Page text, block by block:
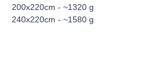
200x220cm - ~1320 g
240x220cm - ~1580 g